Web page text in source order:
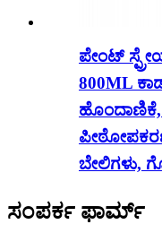
ಪೇಂಟ್
800ML
ಹೊಂದಾಣಿಕೆ,
ಬೇಲಿಗಳು,
ಸಂಪರ್ಕ ಫಾರ್ಮ್